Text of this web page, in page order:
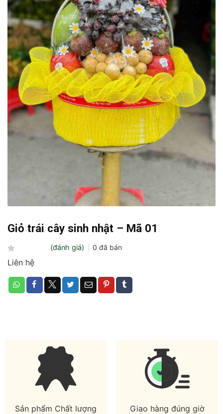
Giỏ trái cây sinh nhật – Mã 01
Được
xếp
hạng
5
(đánh giá) 0 đã bán
Liên hệ
Sản phẩm Chất lượng Giao hàng đúng giờ